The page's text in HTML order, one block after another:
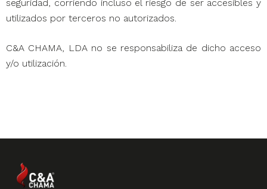
seguridad, corriendo incluso el riesgo de ser accesibles y
utilizados por terceros no autorizados.
C&A CHAMA, LDA no se responsabiliza de dicho acceso
y/o utilización.